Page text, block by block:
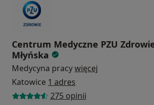
Centrum Medyczne PZU
Młyńska
Medycyna pracywięcej
Katowice 1 adres
275 opinii